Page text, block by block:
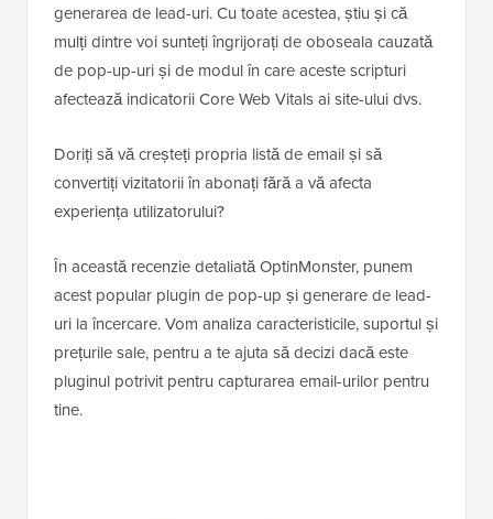
generarea de lead-uri. Cu toate acestea, știu și că
mulți dintre voi sunteți îngrijorați de oboseala cauzată
de pop-up-uri și de modul în care aceste scripturi
afectează indicatorii Core Web Vitals ai site-ului dvs.
Doriți să vă creșteți propria listă de email și să
convertiți vizitatorii în abonați fără a vă afecta
experiența utilizatorului?
În această recenzie detaliată OptinMonster, punem
acest popular plugin de pop-up și generare de lead-
uri la încercare. Vom analiza caracteristicile, suportul și
prețurile sale, pentru a te ajuta să decizi dacă este
pluginul potrivit pentru capturarea email-urilor pentru
tine.